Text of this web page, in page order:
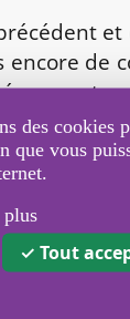
des cookies
que vous
Tout
encore
par votre
,
le
de